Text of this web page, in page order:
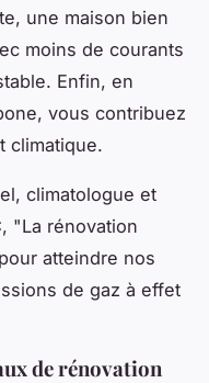
une maison bien
moins de courants
Enfin, en
vous contribuez
climatique.
, climatologue et
"La rénovation
atteindre nos
de gaz à effet
de rénovation